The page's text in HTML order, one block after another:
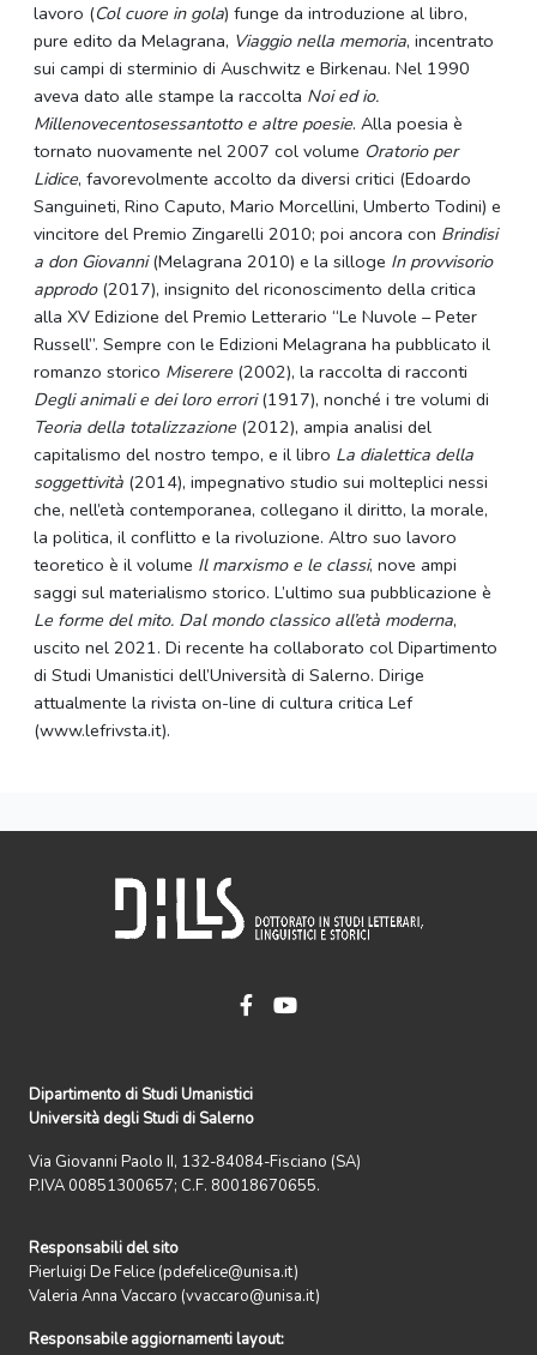
lavoro (Col cuore in gola) funge da introduzione al libro,
pure edito da Melagrana, Viaggio nella memoria, incentrato
sui campi di sterminio di Auschwitz e Birkenau. Nel 1990
aveva dato alle stampe la raccolta Noi ed io.
Millenovecentosessantotto e altre poesie. Alla poesia è
tornato nuovamente nel 2007 col volume Oratorio per
Lidice, favorevolmente accolto da diversi critici (Edoardo
Sanguineti, Rino Caputo, Mario Morcellini, Umberto Todini) e
vincitore del Premio Zingarelli 2010; poi ancora con Brindisi
a don Giovanni(Melagrana 2010) e la silloge In provvisorio
approdo(2017), insignito del riconoscimento della critica
alla XV Edizione del Premio Letterario “Le Nuvole – Peter
Russell”. Sempre con le Edizioni Melagrana ha pubblicato il
romanzo storico Miserere (2002), la raccolta di racconti
Degli animali e dei loro errori(1917), nonché i tre volumi di
Teoria della totalizzazione (2012), ampia analisi del
capitalismo del nostro tempo, e il libro La dialettica della
soggettività (2014), impegnativo studio sui molteplici nessi
che, nell’età contemporanea, collegano il diritto, la morale,
la politica, il conflitto e la rivoluzione. Altro suo lavoro
teoretico è il volume Il marxismo e le classi, nove ampi
saggi sul materialismo storico. L’ultimo sua pubblicazione è
Le forme del mito. Dal mondo classico all’età moderna,
uscito nel 2021. Di recente ha collaborato col Dipartimento
di Studi Umanistici dell’Università di Salerno. Dirige
attualmente la rivista on-line di cultura critica Lef
(www.lefrivsta.it).
Dipartimento di Studi Umanistici
Università degli Studi di Salerno
Via Giovanni Paolo II, 132-84084-Fisciano (SA)
P.IVA 00851300657; C.F. 80018670655.
Responsabili del sito
Pierluigi De Felice (pdefelice@unisa.it)
Valeria Anna Vaccaro (vvaccaro@unisa.it)
Responsabile aggiornamenti layout: